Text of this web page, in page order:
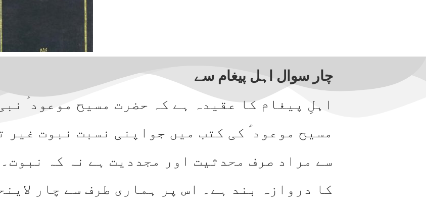
چار سوال اہل پیغام سے
اہلِ پیغام کا عقیدہ ہے کہ حضرت مسیح موعود
مسیح موعود ؑ کی کتب میں جواپنی نسبت نبوت
سے مراد صرف محدثیت اور مجددیت ہے نہ کہ
کا دروازہ بند ہے۔ اس پر ہماری طرف سے چار